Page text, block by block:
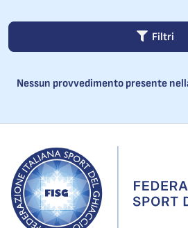
Filtri
Nessun provvedimento presente